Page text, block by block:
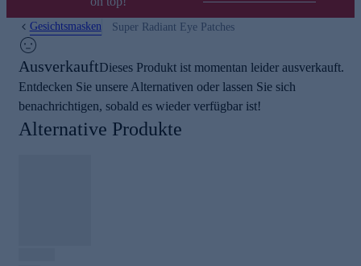
Gesichtsmasken Super Radiant Eye Patches
AusverkauftDieses Produkt ist momentan leider ausverkauft.
Entdecken Sie unsere Alternativen oder lassen Sie sich
benachrichtigen, sobald es wieder verfügbar ist!
Alternative Produkte